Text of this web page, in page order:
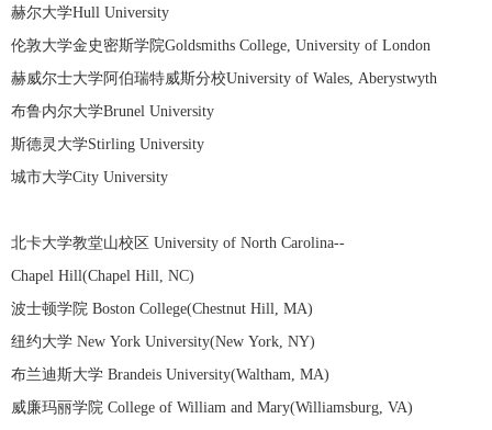
赫尔大学Hull University
伦敦大学金史密斯学院Goldsmiths College, University of London
赫威尔士大学阿伯瑞特威斯分校University of Wales, Aberystwyth
布鲁内尔大学Brunel University
斯德灵大学Stirling University
城市大学City University
北卡大学教堂山校区 University of North Carolina--
Chapel Hill(Chapel Hill, NC)
波士顿学院 Boston College(Chestnut Hill, MA)
纽约大学 New York University(New York, NY)
布兰迪斯大学 Brandeis University(Waltham, MA)
威廉玛丽学院 College of William and Mary(Williamsburg, VA)